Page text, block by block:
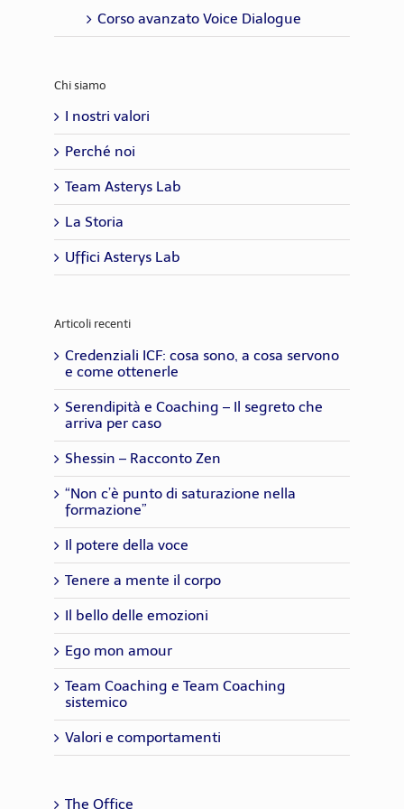
Corso avanzato Voice Dialogue
Chi siamo
I nostri valori
Perché noi
Team Asterys Lab
La Storia
Uffici Asterys Lab
Articoli recenti
Credenziali ICF: cosa sono, a cosa servono
e come ottenerle
Serendipità e Coaching – Il segreto che
arriva per caso
Shessin – Racconto Zen
“Non c’è punto di saturazione nella
formazione”
Il potere della voce
Tenere a mente il corpo
Il bello delle emozioni
Ego mon amour
Team Coaching e Team Coaching
sistemico
Valori e comportamenti
The Office